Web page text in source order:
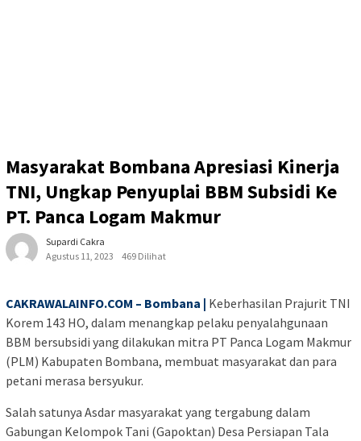
Masyarakat Bombana Apresiasi Kinerja
TNI, Ungkap Penyuplai BBM Subsidi Ke
PT. Panca Logam Makmur
Supardi Cakra
Agustus 11, 2023
469 Dilihat
CAKRAWALAINFO.COM – Bombana | Keberhasilan Prajurit TNI
Korem 143 HO, dalam menangkap pelaku penyalahgunaan
BBM bersubsidi yang dilakukan mitra PT Panca Logam Makmur
(PLM) Kabupaten Bombana, membuat masyarakat dan para
petani merasa bersyukur.
Salah satunya Asdar masyarakat yang tergabung dalam
Gabungan Kelompok Tani (Gapoktan) Desa Persiapan Tala